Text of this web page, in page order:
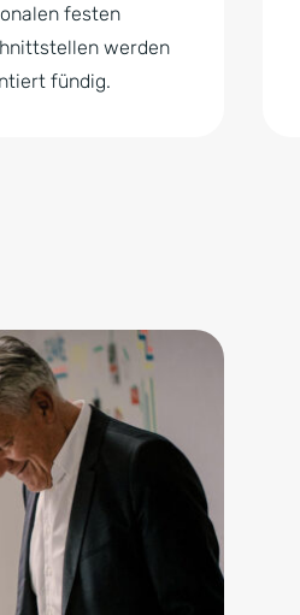
festen
werden
fündig.